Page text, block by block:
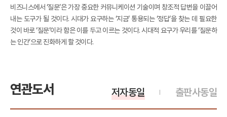
비즈니스에서 ‘질문’은 가장 중요한 커뮤니케이션 기술이며 창조적 답변을 이끌어
내는 도구가 될 것이다. 시대가 요구하는 ‘지금’ 통용되는 ‘정답’을 찾는 데 필요한
것이 바로 ‘질문’이라 함은 이를 두고 이르는 것이다. 시대적 요구가 우리를 ‘질문하
는 인간’으로 진화하게 할 것이다.
연관도서 출판사동일
저자동일